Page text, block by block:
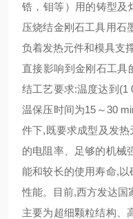
锆，钼等）用的铸型及
压烧结金刚石工具用石
负着发热元件和模具支
直接影响到金刚石工具
结工艺要求:温度达到(1
温保压时间为15～30
件下,既要求成型及发
的电阻率、足够的机械
能和较长的使用寿命,
性能。目前,西方发达国
主要为超细颗粒结构、